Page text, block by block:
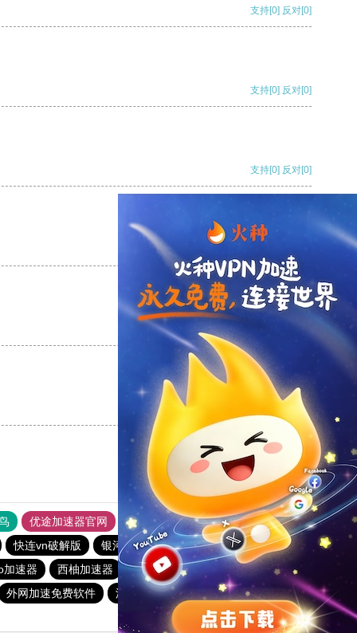
支持[0] 反对[0]
支持[0] 反对[0]
支持[0] 反对[0]
反对
反对[0]
优途加速器官网 风驰加速器 旋风加速器
八戒看书
快连vn破解版
银河加速器
新日港下载站
加速器
西柚加速器 蚂蚁npv加速器
2023免费加速神器
外网加速免费软件
油管加速器永久免费版 旋风vqn加速